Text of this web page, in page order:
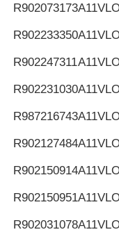
R902073173
R902233350
R902247311
R902231030
R987216743
R902127484
R902150914
R902150951
R902031078